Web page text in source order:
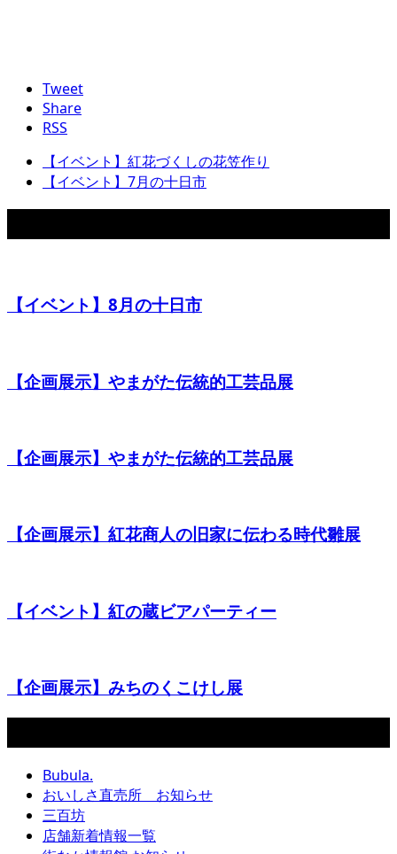
Tweet
Share
RSS
【イベント】紅花づくしの花笠作り
【イベント】7月の十日市
【イベント】8月の十日市
【企画展示】やまがた伝統的工芸品展
【企画展示】やまがた伝統的工芸品展
【企画展示】紅花商人の旧家に伝わる時代雛展
【イベント】紅の蔵ビアパーティー
【企画展示】みちのくこけし展
Bubula.
おいしさ直売所 お知らせ
三百坊
店舗新着情報一覧